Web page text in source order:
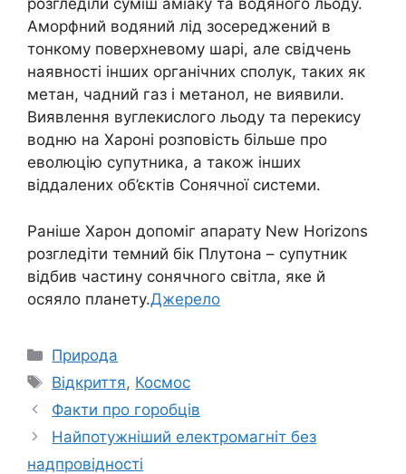
розгледіли суміш аміаку та водяного льоду.
Аморфний водяний лід зосереджений в
тонкому поверхневому шарі, але свідчень
наявності інших органічних сполук, таких як
метан, чадний газ і метанол, не виявили.
Виявлення вуглекислого льоду та перекису
водню на Хароні розповість більше про
еволюцію супутника, а також інших
віддалених об’єктів Сонячної системи.
Раніше Харон допоміг апарату New Horizons
розгледіти темний бік Плутона – супутник
відбив частину сонячного світла, яке й
осяяло планету.Джерело
Категорії
Природа
Позначки
Відкриття, Космос
Факти про горобців
Найпотужніший електромагніт без
надпровідності